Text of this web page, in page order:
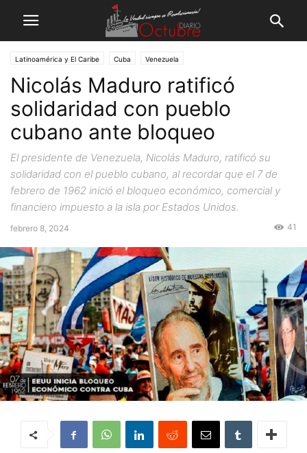
Latinoamérica y El Caribe Cuba Venezuela
Nicolás Maduro ratificó
solidaridad con pueblo
cubano ante bloqueo
El presidente de Venezuela, Nicolás Maduro, ratificó su
solidaridad con el pueblo cubano, al recordar que el 7 de
febrero de 1962 inició el bloqueo económico, comercial y
financiero impuesto a la isla por Estados Unidos.
febrero 8, 2024 41